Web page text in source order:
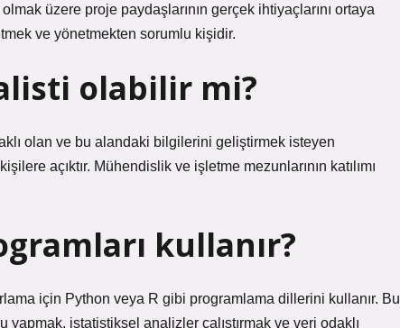
üzere proje paydaşlarının gerçek ihtiyaçlarını ortaya
ve yönetmekten sorumlu kişidir.
olabilir mi?
olan ve bu alandaki bilgilerini geliştirmek isteyen
açıktır. Mühendislik ve işletme mezunlarının katılımı
kullanır?
için Python veya R gibi programlama dillerini kullanır. Bu
istatistiksel analizler çalıştırmak ve veri odaklı